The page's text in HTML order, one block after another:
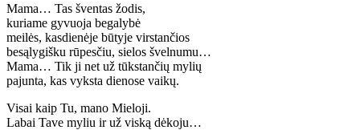
Mama… Tas šventas žodis,
kuriame gyvuoja begalybė
meilės, kasdienėje būtyje virstančios
besąlygišku rūpesčiu, sielos švelnumu…
Mama… Tik ji net už tūkstančių mylių
pajunta, kas vyksta dienose vaikų.
Visai kaip Tu, mano Mieloji.
Labai Tave myliu ir už viską dėkoju…